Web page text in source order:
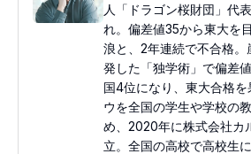
人「ドラゴン桜財団」代
れ。偏差値35から東大を
浪と、2年連続で不合格。
発した「独学術」で偏差
国4位になり、東大合格
ウを全国の学生や学校の
め、2020年に株式会社カ
立。全国の高校で高校生